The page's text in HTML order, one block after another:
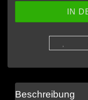
Beschreibung